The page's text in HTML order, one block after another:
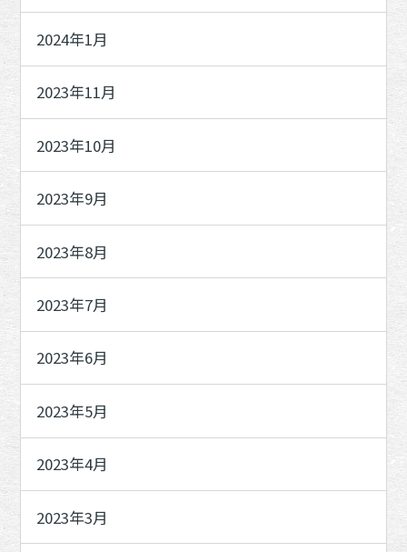
2024年1月
2023年11月
2023年10月
2023年9月
2023年8月
2023年7月
2023年6月
2023年5月
2023年4月
2023年3月